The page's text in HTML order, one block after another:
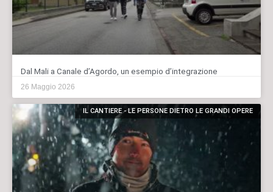
Dal Mali a Canale d’Agordo, un esempio d’integrazione
26 Maggio 2026
IL CANTIERE - LE PERSONE DIETRO LE GRANDI OPERE